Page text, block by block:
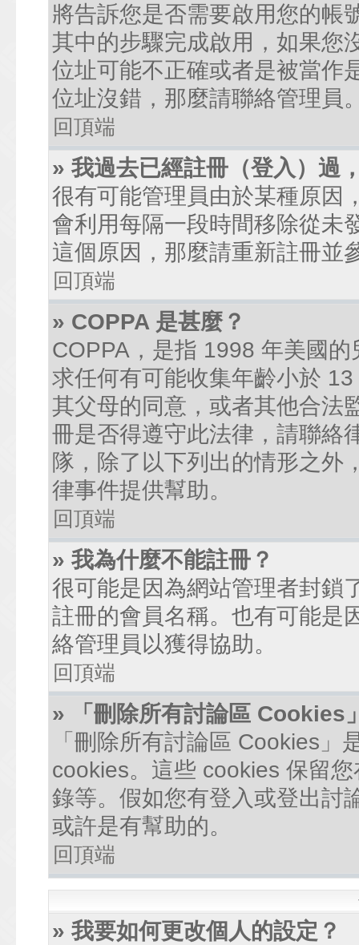
將告訴您是否需要啟用您的帳
其中的步驟完成啟用，如果您
位址可能不正確或者是被當作
位址沒錯，那麼請聯絡管理員
回頂端
» 我過去已經註冊（登入）過
很有可能管理員由於某種原因
會利用每隔一段時間移除從未
這個原因，那麼請重新註冊並
回頂端
» COPPA 是甚麼？
COPPA，是指 1998 年美國
求任何有可能收集年齡小於
其父母的同意，或者其他合法
冊是否得遵守此法律，請聯絡
隊，除了以下列出的情形之外
律事件提供幫助。
回頂端
» 我為什麼不能註冊？
很可能是因為網站管理者封鎖
註冊的會員名稱。也有可能是
絡管理員以獲得協助。
回頂端
» 「刪除所有討論區 Cookies
「刪除所有討論區 Cookies
cookies。這些 cookies 保留
錄等。假如您有登入或登出討
或許是有幫助的。
回頂端
» 我要如何更改個人的設定？